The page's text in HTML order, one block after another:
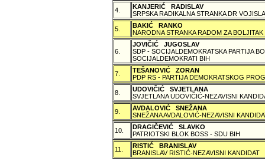
4.
KANJERIĆ RADISLAV
SRPSKA RADIKALNA STRANKA DR
5.
BAKIĆ RANKO
NARODNA STRANKA RADOM ZA BOLJITAK
6.
JOVIČIĆ JUGOSLAV
SDP - SOCIJALDEMOKRATSKA PARTIJA
SOCIJALDEMOKRATI BIH
7.
TEŠANOVIĆ ZORAN
PDP RS - PARTIJA DEMOKRATSKOG
8.
UDOVIČIĆ SVJETLANA
SVJETLANA UDOVIČIĆ-NEZAVISNI
9.
AVDALOVIĆ SNEŽANA
SNEŽANA AVDALOVIĆ-NEZAVISNI
10.
DRAGIČEVIĆ SLAVKO
PATRIOTSKI BLOK BOSS - SDU BIH
11.
RISTIĆ BRANISLAV
BRANISLAV RISTIĆ-NEZAVISNI KANDIDAT